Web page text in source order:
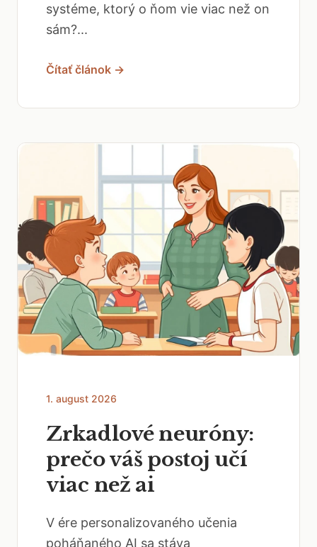
systéme, ktorý o ňom vie viac než on
sám?...
Čítať článok →
1. august 2026
Zrkadlové neuróny:
prečo váš postoj učí
viac než ai
V ére personalizovaného učenia
poháňaného AI sa stáva